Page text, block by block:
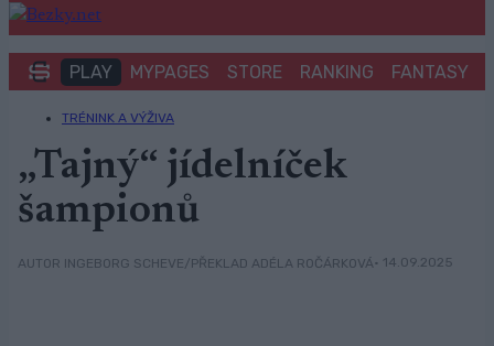
PLAY MYPAGES STORE RANKING FANTASY
TRÉNINK A VÝŽIVA
„Tajný“ jídelníček
šampionů
AUTOR INGEBORG SCHEVE/PŘEKLAD ADÉLA ROČÁRKOVÁ• 14.09.2025